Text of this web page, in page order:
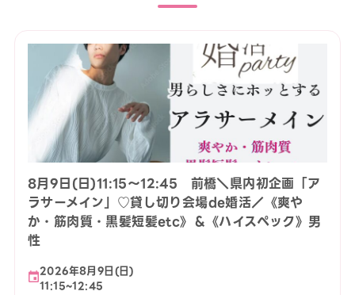
8月9日(日)11:15〜12:45 前橋＼県内初企画「ア
ラサーメイン」♡貸し切り会場de婚活／《爽や
か・筋肉質・黒髪短髪etc》＆《ハイスペック》男
性
2026年8月9日(日)
11:15~12:45